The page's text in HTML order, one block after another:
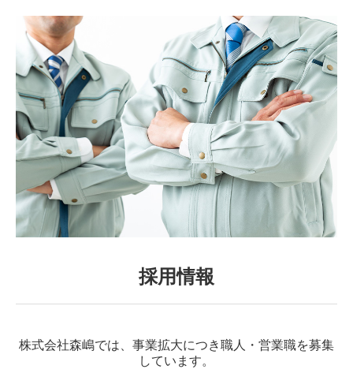
採用情報
株式会社森嶋では、事業拡大につき職人・営業職を募集
しています。